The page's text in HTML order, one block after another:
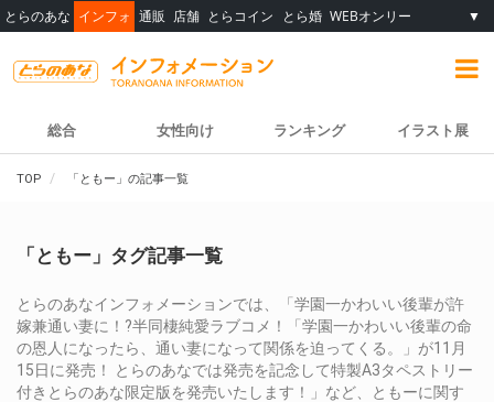
とらのあな インフォ 通販 店舗 とらコイン とら婚 WEBオンリー ▼
総合 女性向け ランキング イラスト展
TOP 「ともー」の記事一覧
「ともー」タグ記事一覧
とらのあなインフォメーションでは、「学園一かわいい後輩が許
嫁兼通い妻に！?半同棲純愛ラブコメ！「学園一かわいい後輩の命
の恩人になったら、通い妻になって関係を迫ってくる。」が11月
15日に発売！ とらのあなでは発売を記念して特製A3タペストリー
付きとらのあな限定版を発売いたします！」など、ともーに関す